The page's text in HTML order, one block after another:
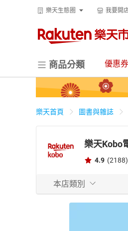
樂天生態圈 我要開
商品分類 優惠券
樂天首頁 圖書與雜誌
樂天Kobo
4.9 (2188)
本店類別